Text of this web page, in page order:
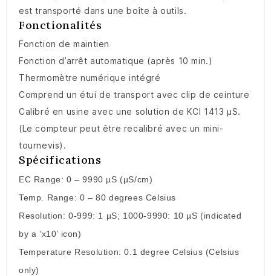
est transporté dans une boîte à outils.
Fonctionalités
Fonction de maintien
Fonction d’arrêt automatique (après 10 min.)
Thermomètre numérique intégré
Comprend un étui de transport avec clip de ceinture
Calibré en usine avec une solution de KCl 1413 μS.
(Le compteur peut être recalibré avec un mini-
tournevis).
Spécifications
EC Range: 0 – 9990 µS (µS/cm)
Temp. Range: 0 – 80 degrees Celsius
Resolution: 0-999: 1 µS; 1000-9990: 10 µS (indicated
by a ‘x10’ icon)
Temperature Resolution: 0.1 degree Celsius (Celsius
only)